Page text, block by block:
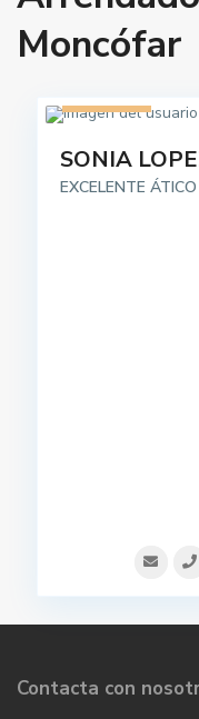
Moncófar
SONIA
EXCELENTE ÁTICO
Contacta con